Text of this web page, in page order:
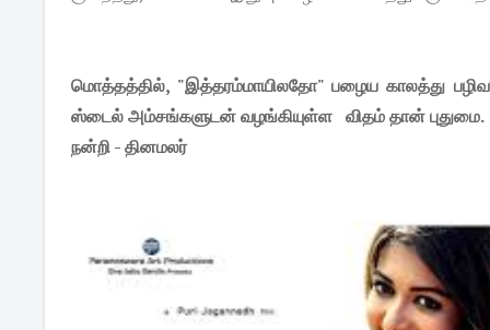
மொத்தத்தில், "இத்தரம்மாயிலதோ" பழைய காலத்து
ஸ்டைல் அம்சங்களுடன் வழங்கியுள்ள விதம் தான்
நன்றி - தினமலர்